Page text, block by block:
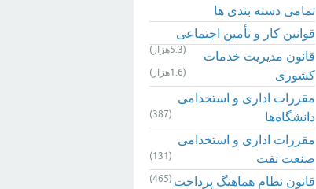
تمامی دسته بندی ها
قوانین کار و تأمین اجتماعی
(5.3هزار)
قانون مدیریت خدمات
کشوری
(1.6هزار)
مقررات اداری و استخدامی
دانشگاه‌ها
(387)
مقررات اداری و استخدامی
صنعت نفت
(131)
قانون نظام هماهنگ پرداخت (465)